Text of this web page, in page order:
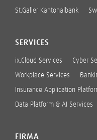
St.Galler Kantonalbank
SERVICES
ix.Cloud Services Cyber
Workplace Services
Insurance Application
Data Platform & AI Services
FIRMA